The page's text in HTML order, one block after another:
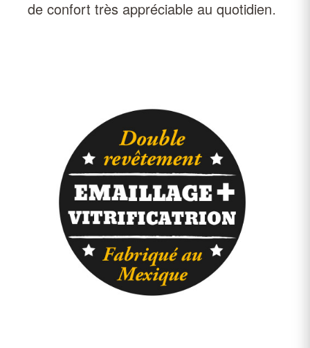
de confort très appréciable au quotidien